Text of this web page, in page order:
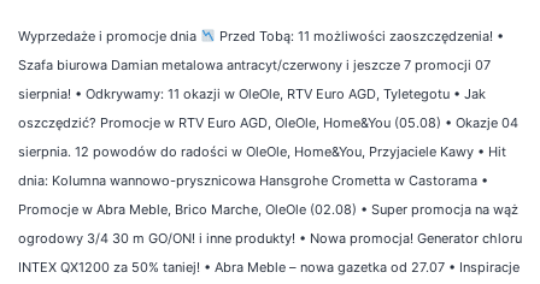
Wyprzedaże i promocje dnia Przed Tobą: 11 możliwości zaoszczędzenia!•
Szafa biurowa Damian metalowa antracyt/czerwony i jeszcze 7 promocji 07
sierpnia! • Odkrywamy: 11 okazji w OleOle, RTV Euro AGD, Tyletegotu • Jak
oszczędzić? Promocje w RTV Euro AGD, OleOle, Home&You (05.08) • Okazje 04
sierpnia. 12 powodów do radości w OleOle, Home&You, Przyjaciele Kawy • Hit
dnia: Kolumna wannowo-prysznicowa Hansgrohe Crometta w Castorama •
Promocje w Abra Meble, Brico Marche, OleOle (02.08) • Super promocja na wąż
ogrodowy 3/4 30 m GO/ON! i inne produkty! • Nowa promocja! Generator chloru
INTEX QX1200 za 50% taniej! • Abra Meble – nowa gazetka od 27.07 • Inspiracje